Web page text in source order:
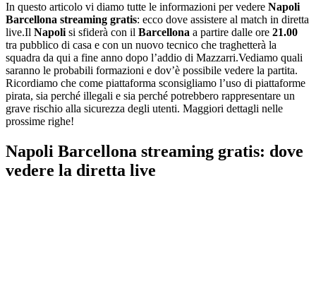
In questo articolo vi diamo tutte le informazioni per vedere Napoli
Barcellona streaming gratis: ecco dove assistere al match in diretta
live.Il Napoli si sfiderà con il Barcellona a partire dalle ore 21.00
tra pubblico di casa e con un nuovo tecnico che traghetterà la
squadra da qui a fine anno dopo l’addio di Mazzarri.Vediamo quali
saranno le probabili formazioni e dov’è possibile vedere la partita.
Ricordiamo che come piattaforma sconsigliamo l’uso di piattaforme
pirata, sia perché illegali e sia perché potrebbero rappresentare un
grave rischio alla sicurezza degli utenti. Maggiori dettagli nelle
prossime righe!
Napoli Barcellona streaming gratis: dove
vedere la diretta live